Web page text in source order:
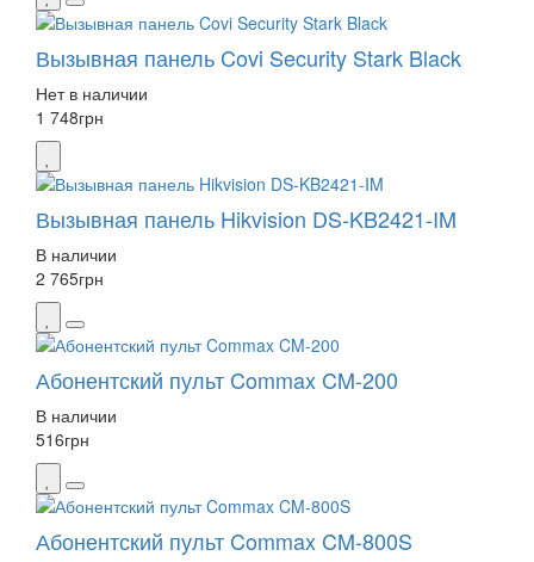
Вызывная панель Covi Security Stark Black
Нет в наличии
1 748грн
Вызывная панель Hikvision DS-KB2421-IM
В наличии
2 765грн
Абонентский пульт Commax CM-200
В наличии
516грн
Абонентский пульт Commax CM-800S